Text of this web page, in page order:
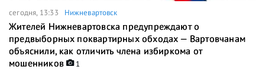
сегодня, 13:33 Нижневартовск
Жителей Нижневартовска предупреждают о
предвыборных поквартирных обходах — Вартовчанам
объяснили, как отличить члена избиркома от
мошенников
1